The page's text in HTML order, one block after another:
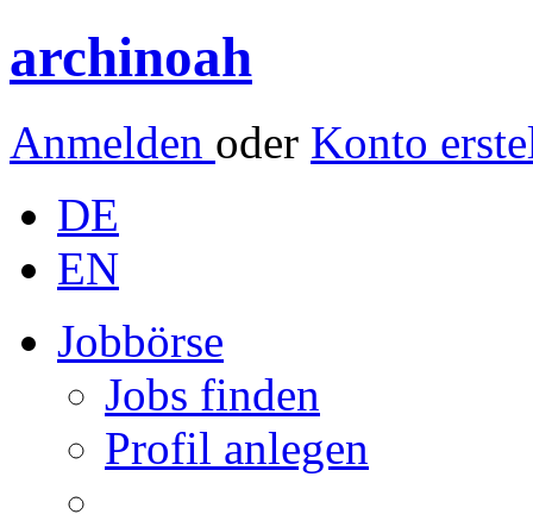
archinoah
Anmelden oder Konto
DE
EN
Jobbörse
Jobs finden
Profil anlegen